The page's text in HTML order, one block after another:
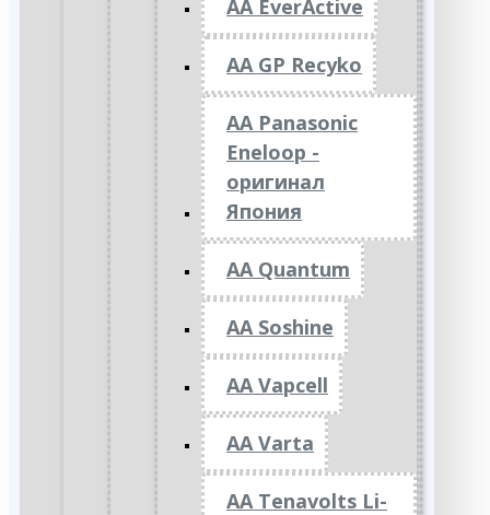
AA EverActive
AA GP Recyko
AA Panasonic
Eneloop -
оригинал
Япония
AA Quantum
AA Soshine
AA Vapcell
AA Varta
AA Tenavolts Li-